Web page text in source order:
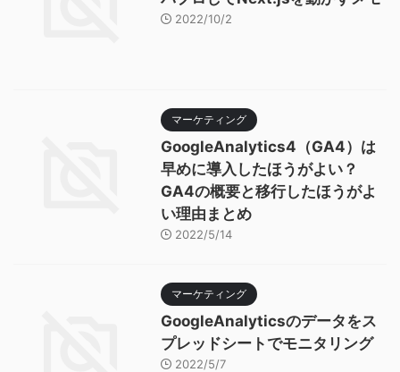
2022/10/2
マーケティング
GoogleAnalytics4（GA4）は
早めに導入したほうがよい？
GA4の概要と移行したほうがよ
い理由まとめ
2022/5/14
マーケティング
GoogleAnalyticsのデータをス
プレッドシートでモニタリング
2022/5/7